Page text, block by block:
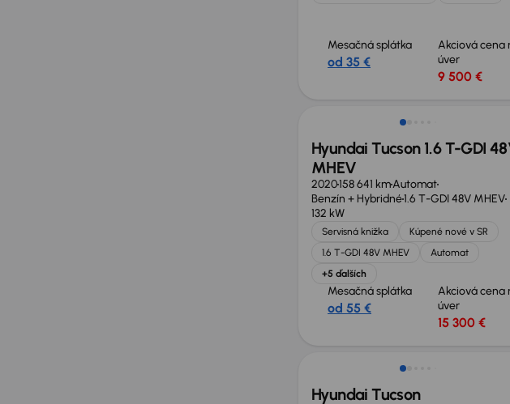
Mesačná splátka
od 35 €
Akciová cena
úver
9 500 €
Hyundai Tucson 1.6 T-GDI
MHEV
2020158 641 kmAutomat
Benzín + Hybridné1.6 T-GDI 48V MHEV
132 kW
Servisná knižka
Kúpené nové v SR
1.6 T-GDI 48V MHEV
Automat
+5 ďalších
Mesačná splátka
od 55 €
Akciová cena
úver
15 300 €
Hyundai Tucson